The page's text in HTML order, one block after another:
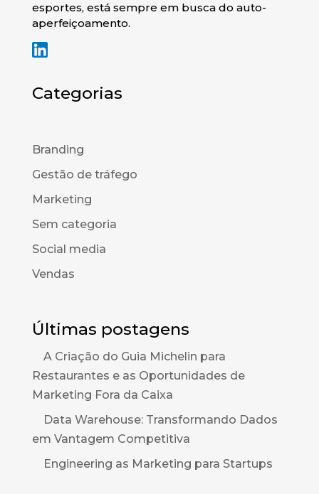
esportes, está sempre em busca do auto-
aperfeiçoamento.
Categorias
Branding
Gestão de tráfego
Marketing
Sem categoria
Social media
Vendas
Últimas postagens
A Criação do Guia Michelin para
Restaurantes e as Oportunidades de
Marketing Fora da Caixa
Data Warehouse: Transformando Dados
em Vantagem Competitiva
Engineering as Marketing para Startups